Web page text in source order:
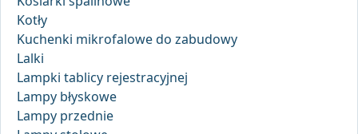
Kotły
Kuchenki mikrofalowe do zabudowy
Lalki
Lampki tablicy rejestracyjnej
Lampy błyskowe
Lampy przednie